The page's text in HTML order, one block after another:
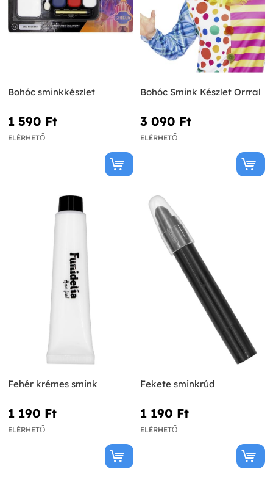
Bohóc sminkkészlet
1 590 Ft‎
ELÉRHETŐ
Bohóc Smink Készlet Orrral
3 090 Ft‎
ELÉRHETŐ
Fehér krémes smink
1 190 Ft‎
ELÉRHETŐ
Fekete sminkrúd
1 190 Ft‎
ELÉRHETŐ